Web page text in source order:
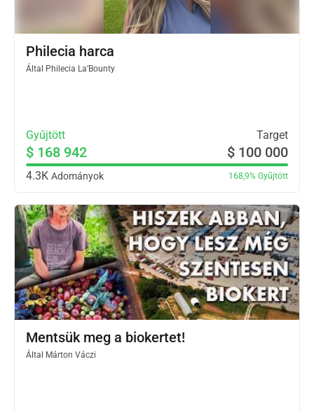
Philecia harca
Által Philecia La’Bounty
Gyűjtött Target
$ 168 942 $ 100 000
4.3K Adományok 168,9% Gyűjtött
Mentsük meg a biokertet!
Által Márton Váczi